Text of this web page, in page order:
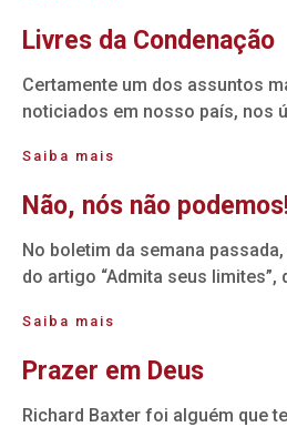
Livres da Condenação
Certamente um dos assuntos
noticiados em nosso país, nos
Saiba mais
Não, nós não
No boletim da semana
do artigo “Admita seus limites”,
Saiba mais
Prazer em Deus
Richard Baxter foi alguém que